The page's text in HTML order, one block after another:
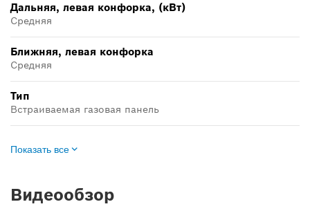
Дальняя, левая конфорка, (кВт)
Средняя
Ближняя, левая конфорка
Средняя
Тип
Встраиваемая газовая панель
Показать все
Видеообзор